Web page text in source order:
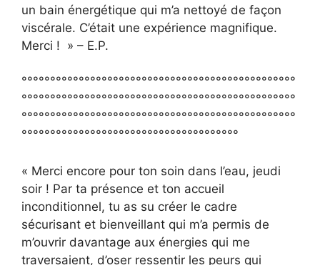
un bain énergétique qui m’a nettoyé de façon
viscérale. C’était une expérience magnifique.
Merci ! » – E.P.
°°°°°°°°°°°°°°°°°°°°°°°°°°°°°°°°°°°°°°°°°°°°°°°°
°°°°°°°°°°°°°°°°°°°°°°°°°°°°°°°°°°°°°°°°°°°°°°°°
°°°°°°°°°°°°°°°°°°°°°°°°°°°°°°°°°°°°°°°°°°°°°°°°
°°°°°°°°°°°°°°°°°°°°°°°°°°°°°°°°°°°°°°
« Merci encore pour ton soin dans l’eau, jeudi
soir ! Par ta présence et ton accueil
inconditionnel, tu as su créer le cadre
sécurisant et bienveillant qui m’a permis de
m’ouvrir davantage aux énergies qui me
traversaient, d’oser ressentir les peurs qui